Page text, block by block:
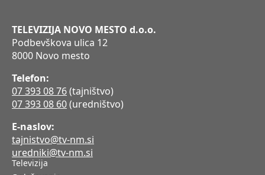
TELEVIZIJA NOVO MESTO d.o.o.
Podbevškova ulica 12
8000 Novo mesto
Telefon:
07 393 08 76(tajništvo)
07 393 08 60(uredništvo)
E-naslov:
tajnistvo@tv-nm.si
uredniki@tv-nm.si
Televizija